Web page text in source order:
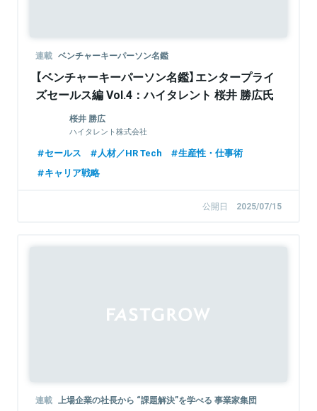
連載 ベンチャーキーパーソン名鑑
【ベンチャーキーパーソン名鑑】エンタープライ
ズセールス編 Vol.4：ハイタレント 桜井 勝広氏
桜井 勝広
ハイタレント株式会社
セールス 人材／HR Tech
生産性・仕事術
キャリア戦略
公開日 2025/07/15
連載 上場企業の社長から “課題解決”を学べる 事業家集団